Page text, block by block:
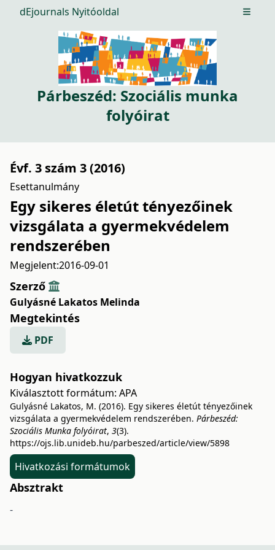
dEjournals Nyitóoldal Open
Párbeszéd: Szociális munka
folyóirat
Évf. 3 szám 3 (2016)
Esettanulmány
Egy sikeres életút tényezőinek
vizsgálata a gyermekvédelem
rendszerében
Megjelent:2016-09-01
Szerző
Gulyásné Lakatos Melinda
Megtekintés
PDF
Hogyan hivatkozzuk
Kiválasztott formátum: APA
Gulyásné Lakatos, M. (2016). Egy sikeres életút tényezőinek
vizsgálata a gyermekvédelem rendszerében. Párbeszéd:
Szociális Munka folyóirat, 3(3).
https://ojs.lib.unideb.hu/parbeszed/article/view/5898
Hivatkozási formátumok
Absztrakt
-